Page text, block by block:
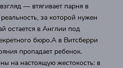
— втягивает парня в
за которой нужен
остается в Англии под
бюро.А в Витсберри
пропадает ребенок.
на настоящую жестокость: в